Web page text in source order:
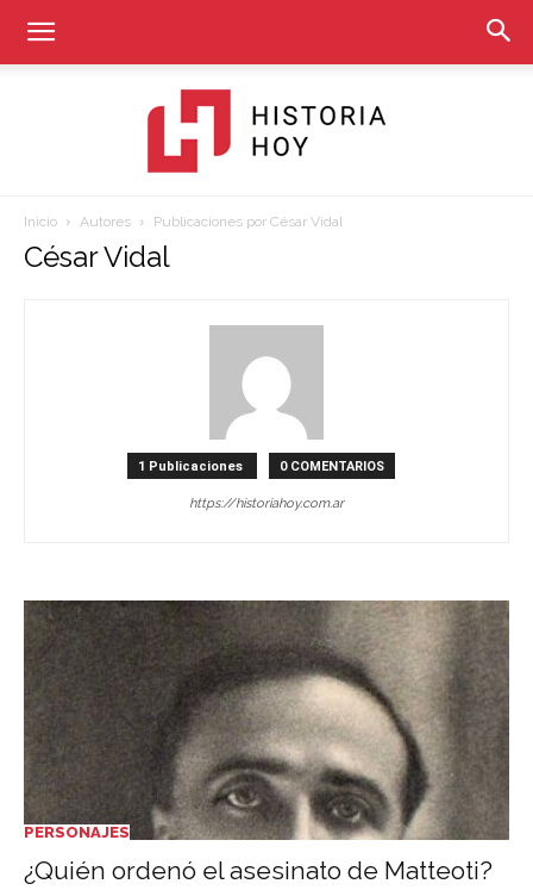
Historia
Inicio Autores Publicaciones por César Vidal
César Vidal
1 Publicaciones 0 COMENTARIOS
https://historiahoy.com.ar
PERSONAJES
¿Quién ordenó el asesinato de Matteoti?